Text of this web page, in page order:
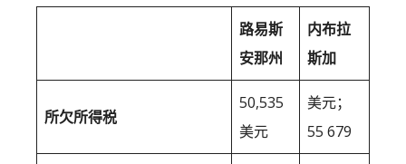
路易斯
安那州
内布拉
斯加
所欠所得税
50,535
美元
美元；
55 679